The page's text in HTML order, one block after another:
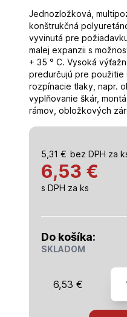
Jednozložková,
konštrukčná
vyvinutá pre
malej expanzii s
+ 35 ° C. Vysoká
predurčujú pre použitie
rozpínacie tlaky, napr.
vyplňovanie škár,
rámov, obložkových
5,31 € bez DPH za
6,53 €
s DPH za ks
Do košíka:
SKLADOM
6,53 €